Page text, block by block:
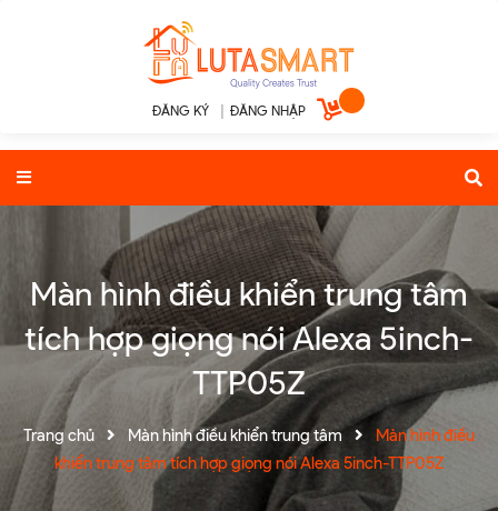
ĐĂNG KÝ ĐĂNG NHẬP
Màn hình điều khiển trung tâm
tích hợp giọng nói Alexa 5inch-
TTP05Z
Trang chủ Màn hình điều khiển trung tâm
Màn hình điều
khiển trung tâm tích hợp giọng nói Alexa 5inch-TTP05Z